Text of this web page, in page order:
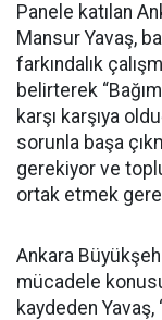
Panele katılan
Mansur Yavaş,
farkındalık
belirterek
karşı karşıya
sorunla başa
gerekiyor ve
ortak etmek
Ankara
mücadele
kaydeden Yavaş,